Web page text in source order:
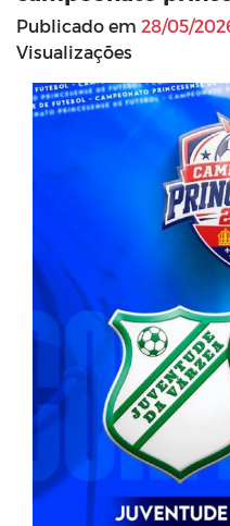
Publicado em 28/05/
Visualizações